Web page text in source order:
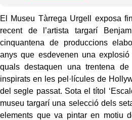
El Museu Tàrrega Urgell exposa
recent de l’artista targarí
cinquantena de produccions
anys que esdevenen una
quals destaquen una trentena de
inspirats en les pel·lícules de
del segle passat. Sota el títol
museu targarí una selecció dels
elements que va pintar en motiu